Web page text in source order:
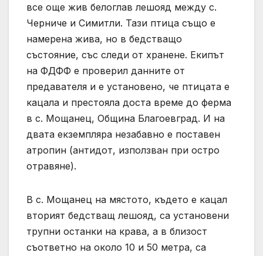
все още жив белоглав лешояд между с.
Черниче и Симитли. Тази птица също е
намерена жива, но в бедстващо
състояние, със следи от хранене. Екипът
на ФДФФ е проверил данните от
предавателя и е установено, че птицата е
кацала и престояла доста време до ферма
в с. Мощанец, Община Благоевград. И на
двата екземпляра незабавно е поставен
атропин (антидот, използван при остро
отравяне).
В с. Мощанец на мястото, където е кацал
вторият бедстващ лешояд, са установени
трупни останки на крава, а в близост
съответно на около 10 и 50 метра, са